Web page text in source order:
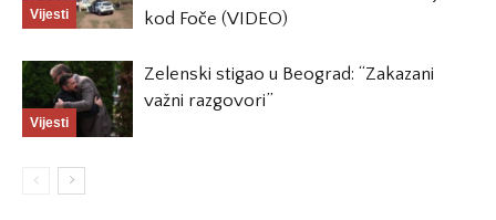
Vijesti
kod Foče (VIDEO)
Vijesti
Zelenski stigao u Beograd: “Zakazani
važni razgovori”